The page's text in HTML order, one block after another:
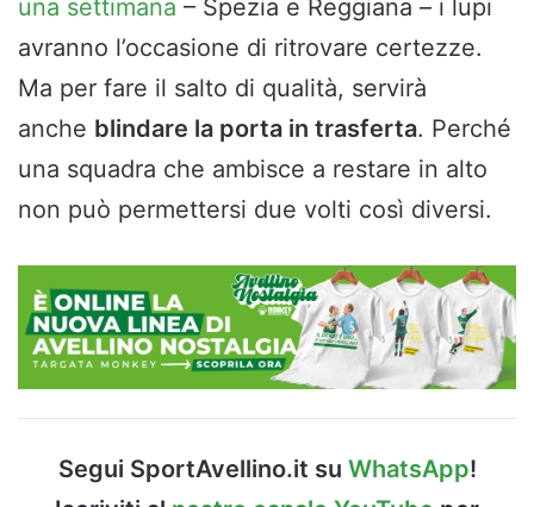
una settimana – Spezia e Reggiana – i lupi
avranno l’occasione di ritrovare certezze.
Ma per fare il salto di qualità, servirà
anche blindare la porta in trasferta. Perché
una squadra che ambisce a restare in alto
non può permettersi due volti così diversi.
Segui SportAvellino.it su WhatsApp!